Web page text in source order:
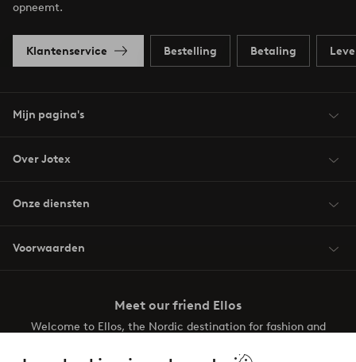
opneemt.
Klantenservice Bestelling Betaling
Mijn pagina's
Over Jotex
Onze diensten
Voorwaarden
Meet our friend Ellos
Welcome to Ellos, the Nordic destination for fashion and